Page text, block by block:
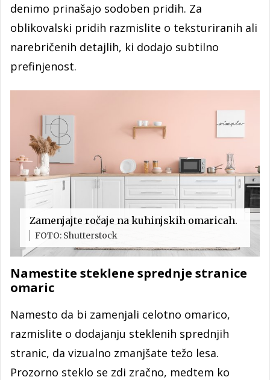
denimo prinašajo sodoben pridih. Za
oblikovalski pridih razmislite o teksturiranih ali
narebričenih detajlih, ki dodajo subtilno
prefinjenost.
Zamenjajte ročaje na kuhinjskih omaricah.
FOTO: Shutterstock
Namestite steklene sprednje stranice
omaric
Namesto da bi zamenjali celotno omarico,
razmislite o dodajanju steklenih sprednjih
stranic, da vizualno zmanjšate težo lesa.
Prozorno steklo se zdi zračno, medtem ko